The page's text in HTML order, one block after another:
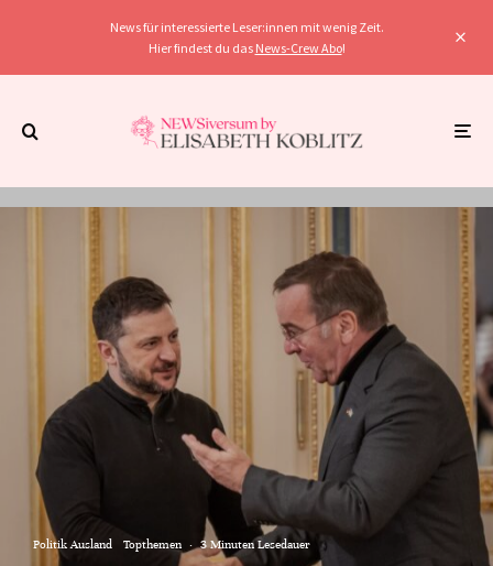
News für interessierte Leser:innen mit wenig Zeit.
Hier findest du das News-Crew Abo!
Politik Ausland Topthemen · 3 Minuten Lesedauer